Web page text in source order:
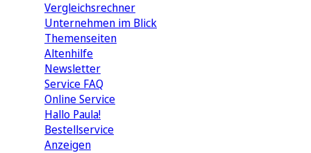
Vergleichsrechner
Unternehmen im Blick
Themenseiten
Altenhilfe
Newsletter
Service FAQ
Online Service
Hallo Paula!
Bestellservice
Anzeigen